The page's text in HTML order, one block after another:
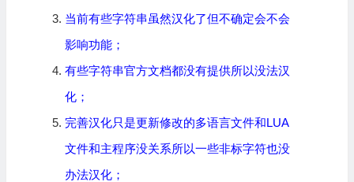
当前有些字符串虽然汉化了但不确定会不会
影响功能；
有些字符串官方文档都没有提供所以没法汉
化；
完善汉化只是更新修改的多语言文件和LUA
文件和主程序没关系所以一些非标字符也没
办法汉化；